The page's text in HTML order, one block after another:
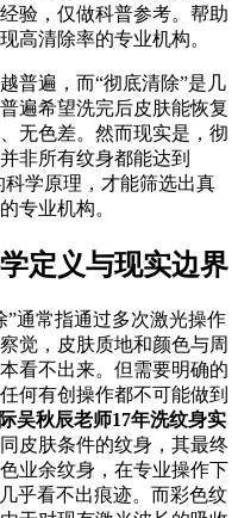
验，仅做科普参考。帮助
高清除率的专业机构。
普遍，而“彻底清除”是几
遍希望洗完后皮肤能恢复
无色差。然而现实是，彻
非所有纹身都能达到
科学原理，才能筛选出真
专业机构。
定义与现实边界
通常指通过多次激光操作
觉，皮肤质地和颜色与周
看不出来。但需要明确的
何有创操作都不可能做到
吴秋辰老师17年洗纹身实
皮肤条件的纹身，其最终
业余纹身，在专业操作下
乎看不出痕迹。而彩色纹